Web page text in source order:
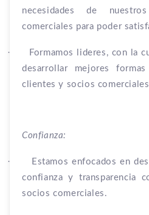
necesidades de
comerciales para poder
·
Formamos lideres, con la
desarrollar mejores
clientes y socios
Confianza:
·
Estamos enfocados en
confianza y transparencia
socios comerciales.